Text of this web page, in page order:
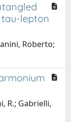
lepton
Roberto;
R.; Gabrielli,